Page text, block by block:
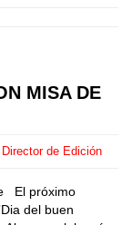
MISA DE
Director de Edición
El próximo
del buen